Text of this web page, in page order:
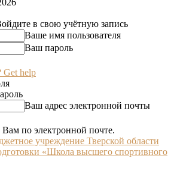
в свою учётную запись
Ваше имя пользователя
Ваш пароль
Get help
Ваш адрес электронной почты
по электронной почте.
учреждение Тверской области
«Школа высшего спортивного